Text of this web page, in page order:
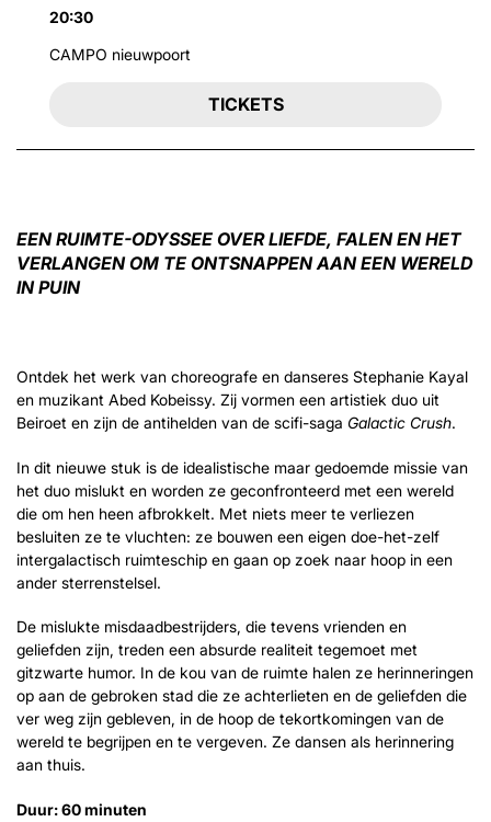
20:30
CAMPO nieuwpoort
TICKETS
EEN RUIMTE-ODYSSEE OVER LIEFDE, FALEN EN HET
VERLANGEN OM TE ONTSNAPPEN AAN EEN WERELD
IN PUIN
Ontdek het werk van choreografe en danseres Stephanie Kayal
en muzikant Abed Kobeissy. Zij vormen een artistiek duo uit
Beiroet en zijn de antihelden van de scifi-saga Galactic Crush.
In dit nieuwe stuk is de idealistische maar gedoemde missie van
het duo mislukt en worden ze geconfronteerd met een wereld
die om hen heen afbrokkelt. Met niets meer te verliezen
besluiten ze te vluchten: ze bouwen een eigen doe-het-zelf
intergalactisch ruimteschip en gaan op zoek naar hoop in een
ander sterrenstelsel.
De mislukte misdaadbestrijders, die tevens vrienden en
geliefden zijn, treden een absurde realiteit tegemoet met
gitzwarte humor. In de kou van de ruimte halen ze herinneringen
op aan de gebroken stad die ze achterlieten en de geliefden die
ver weg zijn gebleven, in de hoop de tekortkomingen van de
wereld te begrijpen en te vergeven. Ze dansen als herinnering
aan thuis.
Duur: 60 minuten
Inzoomen